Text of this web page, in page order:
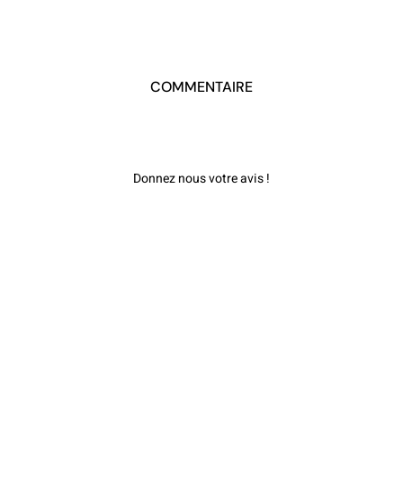
COMMENTAIRE
Donnez nous votre avis !